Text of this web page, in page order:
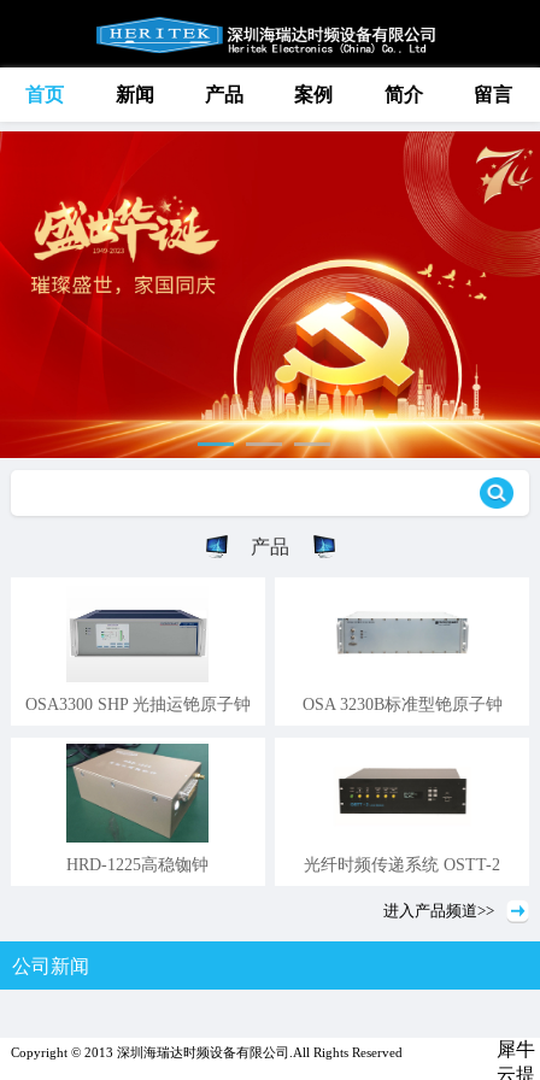
首页 新闻 产品 案例 简介 留言
产品
OSA3300 SHP 光抽运铯原子钟 OSA 3230B标准型铯原子钟
HRD-1225高稳铷钟 光纤时频传递系统 OSTT-2
进入 产品频道>>
公司新闻
Copyright © 2013 深圳海瑞达时频设备有限公司.All Rights Reserved
犀牛
云提